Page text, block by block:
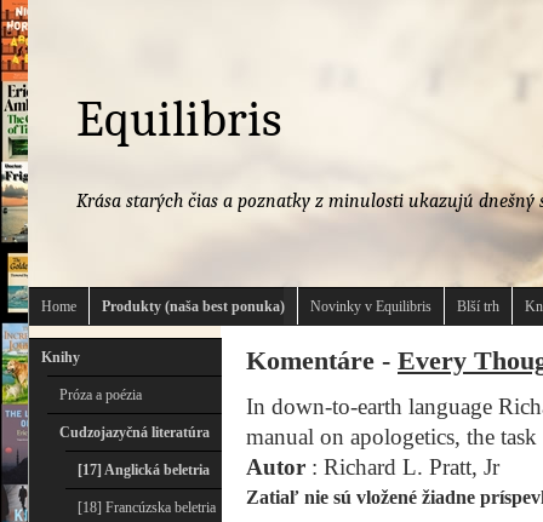
Equilibris
Krása starých čias a poznatky z minulosti ukazujú dnešný
Home Produkty (naša best ponuka) Novinky v Equilibris Blší trh
Knihy
Próza a poézia
Cudzojazyčná literatúra
[17] Anglická beletria
[18] Francúzska beletria
Komentáre - Every
In down-to-earth language
manual on apologetics, the
Autor : Richard L. Pratt, Jr
Zatiaľ nie sú vložené žiadne